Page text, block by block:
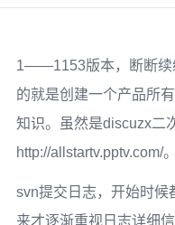
1——1153版本，断断续
的就是创建一个产品所
知识。虽然是discuzx二
http://allstartv.pptv.com/。
svn提交日志，开始时候
来才逐渐重视日志详细信